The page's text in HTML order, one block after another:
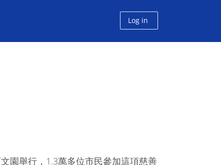
Log in
園舉行，1.3萬多位市民參加這項慈善